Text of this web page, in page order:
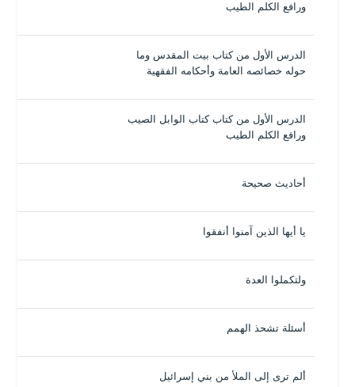
ورافع الكلم الطيب
الدرس الأول من كتاب بيت المقدس وما
حوله خصائصه العامة وأحكامه الفقهية
الدرس الأول من كتاب كتاب الوابل الصيب
ورافع الكلم الطيب
أحاديث صحيحة
يا أيها الذين آمنوا أنفقوا
ولتكملوا العدة
أسئلة تشحذ الهمم
ألم ترى إلى الملأ من بني إسرائيل